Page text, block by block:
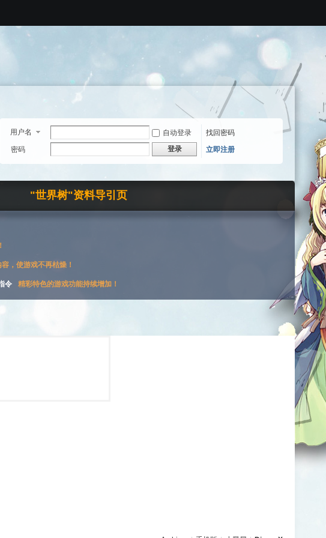
用户名 自动登录
找回密码
密码
登录 立即注册
"世界树"资料导引页
，使游戏不再枯燥！
令 精彩特色的游戏功能持续增加！